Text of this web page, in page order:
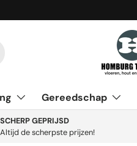
Gereedschap
SCHERP GEPRIJSD
Altijd de scherpste prijzen!